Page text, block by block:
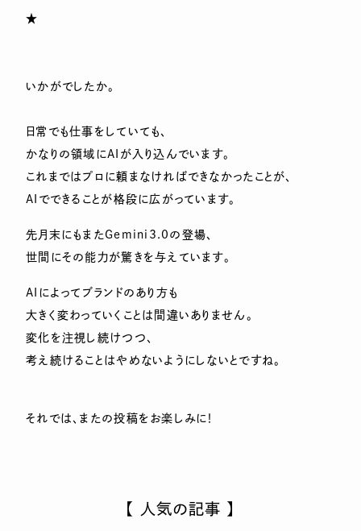
★
いかがでしたか。
日常でも仕事をしていても、
かなりの領域にAIが入り込んでいます。
これまではプロに頼まなければできなかったことが、
AIでできることが格段に広がっています。
先月末にもまたGemini3.0の登場、
世間にその能力が驚きを与えています。
AIによってブランドのあり方も
大きく変わっていくことは間違いありません。
変化を注視し続けつつ、
考え続けることはやめないようにしないとですね。
それでは、またの投稿をお楽しみに！
【 人気の記事 】